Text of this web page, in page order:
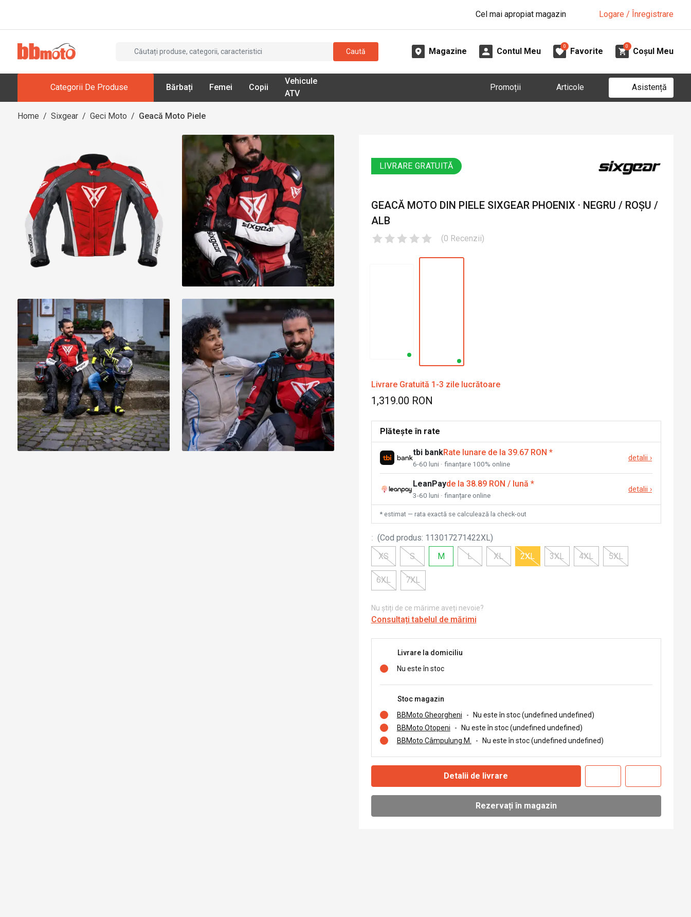
Cel mai apropiat magazin Logare / Înregistrare
Caută Magazine Contul Meu
0
Favorite
0
Coșul Meu
Categorii De Produse Bărbați Femei Copii
Vehicule
ATV
Promoții Articole Asistență
Home / Sixgear / Geci Moto / Geacă Moto Piele
LIVRARE GRATUITĂ
GEACĂ MOTO DIN PIELE SIXGEAR PHOENIX · NEGRU / ROȘU /
ALB
(0 Recenzii)
Livrare Gratuită 1-3 zile lucrătoare
1,319.00 RON
Plătește în rate
tbi bankRate lunare de la 39.67 RON *
6-60 luni · finanțare 100% online
detalii ›
LeanPayde la 38.89 RON / lună *
3-60 luni · finanțare online
detalii ›
* estimat — rata exactă se calculează la check-out
: (Cod produs: 113017271422XL)
XS
S M L XL 2XL 3XL 4XL 5XL
6XL 7XL
Nu știți de ce mărime aveți nevoie?
Consultați tabelul de mărimi
Livrare la domiciliu
Nu este în stoc
Stoc magazin
BBMoto Gheorgheni
-
Nu este în stoc (undefined undefined)
BBMoto Otopeni
-
Nu este în stoc (undefined undefined)
BBMoto Câmpulung M.
- Nu este în stoc (undefined undefined)
Detalii de livrare
Rezervați în magazin